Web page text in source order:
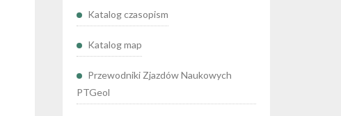
Katalog czasopism
Katalog map
Przewodniki Zjazdów Naukowych
PTGeol